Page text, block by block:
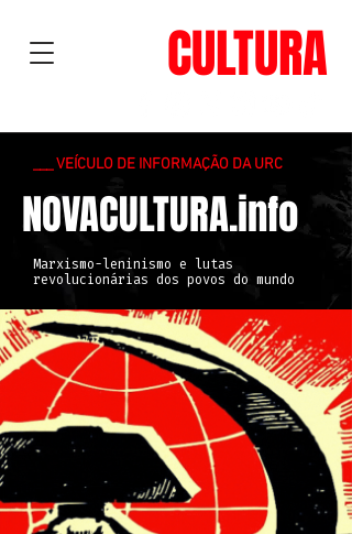
CULTURA
___ VEÍCULO DE INFORMAÇÃO DA URC
NOVACULTURA.info
Marxismo-leninismo e lutas
revolucionárias dos povos do mundo